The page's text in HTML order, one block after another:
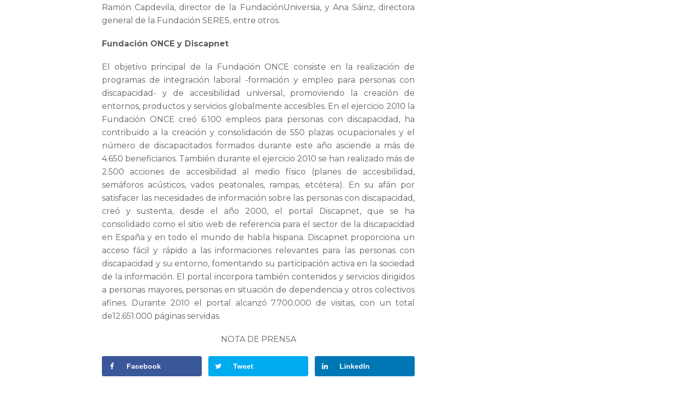
Ramón Capdevila, director de la FundaciónUniversia, y Ana Sáinz, directora
general de la Fundación SERES, entre otros.
Fundación ONCE y Discapnet
El objetivo principal de la Fundación ONCE consiste en la realización de
programas de integración laboral -formación y empleo para personas con
discapacidad- y de accesibilidad universal, promoviendo la creación de
entornos, productos y servicios globalmente accesibles. En el ejercicio 2010 la
Fundación ONCE creó 6.100 empleos para personas con discapacidad, ha
contribuido a la creación y consolidación de 550 plazas ocupacionales y el
número de discapacitados formados durante este año asciende a más de
4.650 beneficiarios. También durante el ejercicio 2010 se han realizado más de
2.500 acciones de accesibilidad al medio físico (planes de accesibilidad,
semáforos acústicos, vados peatonales, rampas, etcétera). En su afán por
satisfacer las necesidades de información sobre las personas con discapacidad,
creó y sustenta, desde el año 2000, el portal Discapnet, que se ha
consolidado como el sitio web de referencia para el sector de la discapacidad
en España y en todo el mundo de habla hispana. Discapnet proporciona un
acceso fácil y rápido a las informaciones relevantes para las personas con
discapacidad y su entorno, fomentando su participación activa en la sociedad
de la información. El portal incorpora también contenidos y servicios dirigidos
a personas mayores, personas en situación de dependencia y otros colectivos
afines. Durante 2010 el portal alcanzó 7.700.000 de visitas, con un total
de12.651.000 páginas servidas.
NOTA DE PRENSA
Facebook Tweet LinkedIn